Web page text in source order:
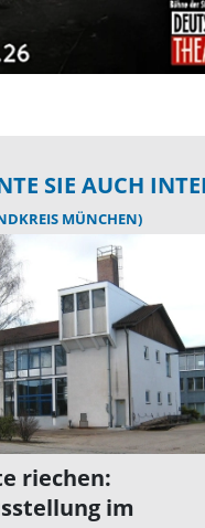
SIE AUCH
MÜNCHEN)
riechen:
im